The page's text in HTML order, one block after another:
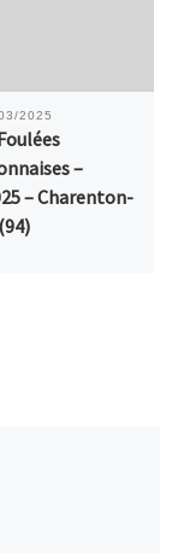
2025
–
– Charenton-